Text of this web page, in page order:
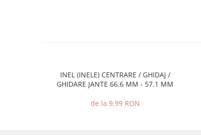
INEL (INELE) CENTRARE / GHIDAJ /
GHIDARE JANTE 66.6 MM - 57.1 MM
de la 9,99 RON